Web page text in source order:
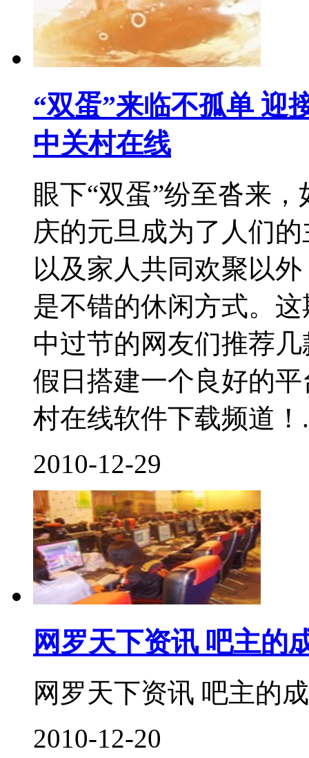
“双蛋”来临不孤单 迎
中关村在线
眼下“双蛋”纷至沓来
庆的元旦成为了人们
以及家人共同欢聚以
是不错的休闲方式。
中过节的网友们推荐
假日搭建一个良好的
村在线软件下载频道！
2010-12-29
网罗天下资讯 吧主的
网罗天下资讯 吧主的
2010-12-20